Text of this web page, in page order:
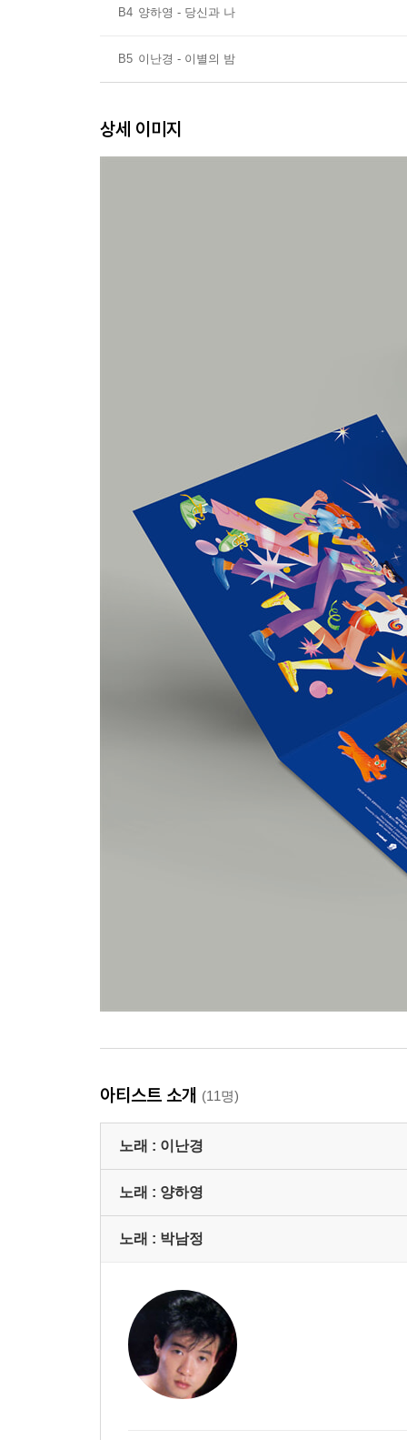
B4 양하영 - 당신과 나
B5 이난경 - 이별의 밤
상세 이미지
아티스트 소개 (11명)
노래 : 이난경
노래 : 양하영
노래 : 박남정